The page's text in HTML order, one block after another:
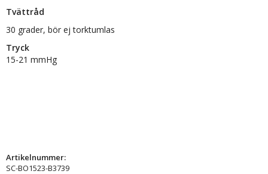
Tvättråd
30 grader, bör ej torktumlas
Tryck
15-21 mmHg
Artikelnummer:
SC-BO1523-B3739